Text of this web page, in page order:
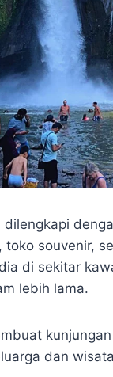
dilengkapi
toko souvenir,
di sekitar
lebih lama.
dan